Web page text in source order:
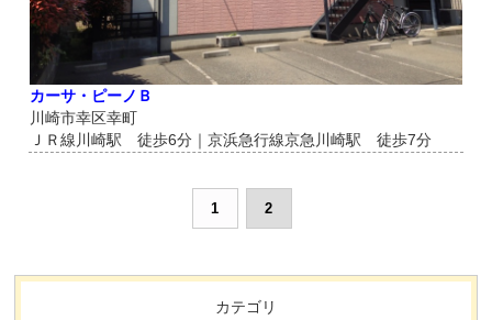
カーサ・ピーノＢ
川崎市幸区幸町
ＪＲ線川崎駅 徒歩6分｜京浜急行線京急川崎駅 徒歩7分
1 2
カテゴリ